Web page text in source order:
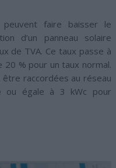
faire baisser le
d’un panneau solaire
de TVA. Ce taux passe à
20 % pour un taux normal.
raccordées au réseau
ou égale à 3 kWc pour